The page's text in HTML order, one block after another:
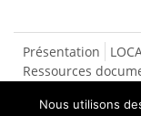
Présentation
Ressources
CONTACTS/
Nous utilisons